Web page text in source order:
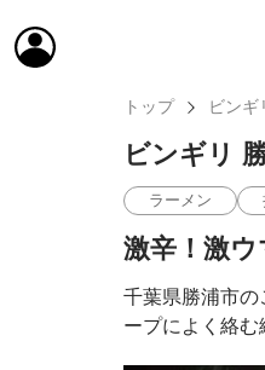
トップ ビンギ
ビンギリ
ラーメン
激辛！激
千葉県勝浦市の
ープによく絡む